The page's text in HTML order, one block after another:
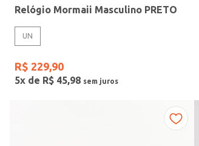
Vendido Por
Relógio Mormaii Masculino PRETO
UN
R$ 229,90
5x de R$ 45,98